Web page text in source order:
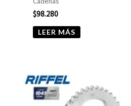
$98.280
LEER MÁS